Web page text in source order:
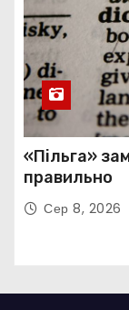
«Пільга»
правильно
Сер 8, 2026